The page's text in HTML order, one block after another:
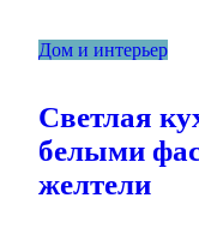
Дом и интерьер
Светлая
белыми
желтели